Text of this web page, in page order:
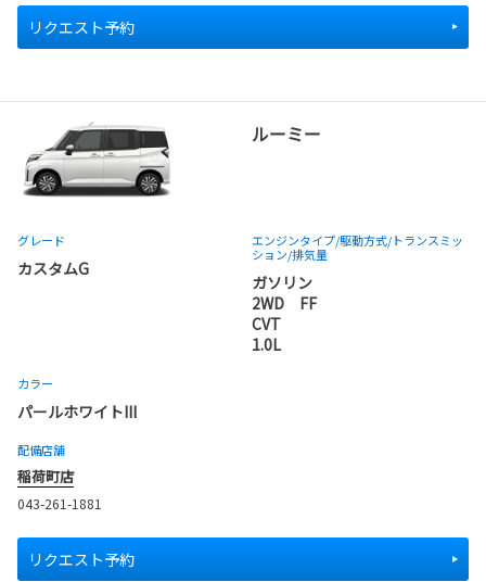
リクエスト予約
ルーミー
グレード
カスタムG
エンジンタイプ/駆動方式/トランスミッ
ション/排気量
ガソリン
2WD FF
CVT
1.0L
カラー
パールホワイトIII
配備店舗
稲荷町店
043-261-1881
リクエスト予約